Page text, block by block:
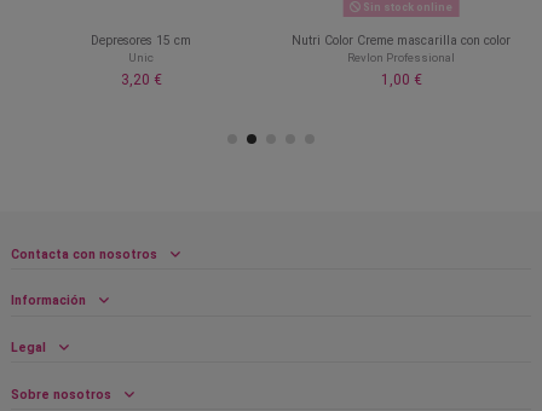
Depresores 15 cm
Unic
3,20 €
Sin stock online
Nutri Color Creme mascarilla con color
Revlon Professional
1,00 €
Contacta con nosotros
Información
Legal
Sobre nosotros